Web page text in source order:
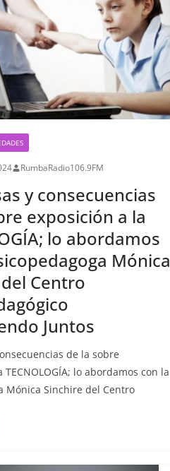
RumbaRadio106.9FM
y consecuencias
exposición a la
lo abordamos
Mónica
Centro
Juntos
de la sobre
lo abordamos con la
Mónica Sinchire del Centro